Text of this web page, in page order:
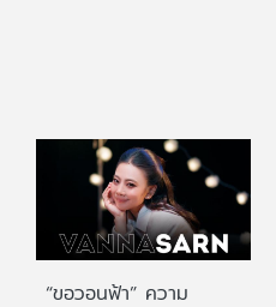
“ขอวอนฟ้า” ความ